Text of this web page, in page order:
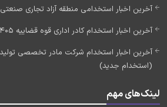
آخرین اخبار استخدامی منطقه آزاد تجاری صنعتی 1405
آخرین اخبار استخدام کادر اداری قوه قضاییه 1405 (به زودی)
(استخدام جدید)
لینک‌های مهم